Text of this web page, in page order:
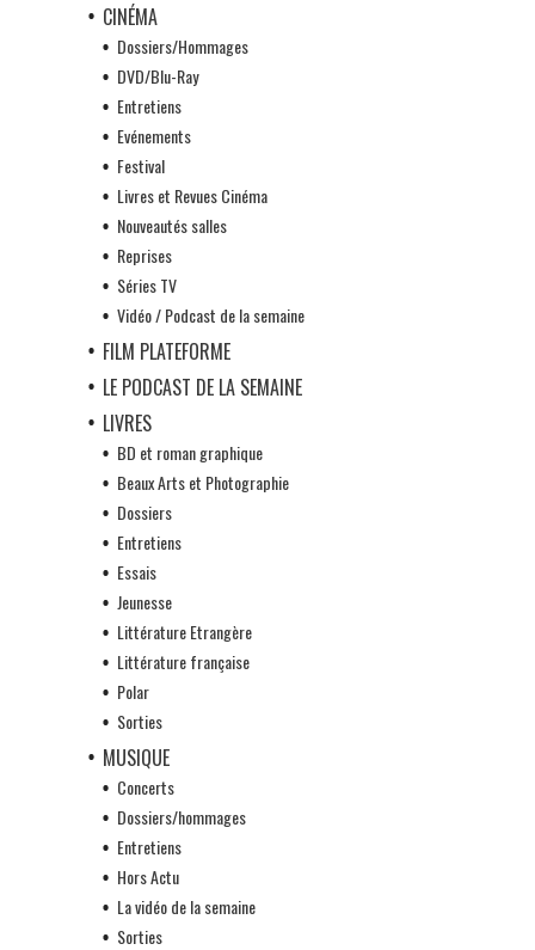
CINÉMA
Dossiers/Hommages
DVD/Blu-Ray
Entretiens
Evénements
Festival
Livres et Revues Cinéma
Nouveautés salles
Reprises
Séries TV
Vidéo / Podcast de la semaine
FILM PLATEFORME
LE PODCAST DE LA SEMAINE
LIVRES
BD et roman graphique
Beaux Arts et Photographie
Dossiers
Entretiens
Essais
Jeunesse
Littérature Etrangère
Littérature française
Polar
Sorties
MUSIQUE
Concerts
Dossiers/hommages
Entretiens
Hors Actu
La vidéo de la semaine
Sorties